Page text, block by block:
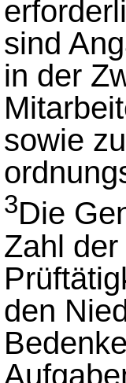
sind
in der
sowie
3Die
Zahl
den